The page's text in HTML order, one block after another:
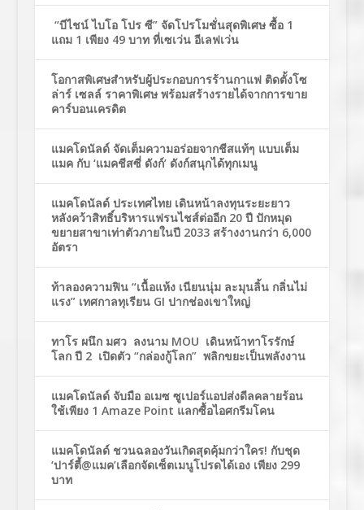
“บีไชน์ ไบโอ โปร ซี” จัดโปรโมชั่นสุดพิเศษ ซื้อ 1
แถม 1 เพียง 49 บาท ที่เซเว่น อีเลฟเว่น
โอกาสพิเศษสำหรับผู้ประกอบการร้านกาแฟ ติดตั้งโซ
ล่าร์ เซลล์ ราคาพิเศษ พร้อมสร้างรายได้จากการขาย
คาร์บอนเครดิต
แมคโดนัลด์ จัดเต็มความอร่อยจากชีสแท้ๆ แบบเต็ม
แมค กับ ‘แมคชีสซี่ ดังก์’ ดังก์สนุกได้ทุกเมนู
แมคโดนัลด์ ประเทศไทย เดินหน้าลงทุนระยะยาว
หลังคว้าสิทธิ์บริหารแฟรนไชส์ต่ออีก 20 ปี ปักหมุด
ขยายสาขาเท่าตัวภายในปี 2033 สร้างงานกว่า 6,000
อัตรา
ท้าลองความฟิน “เนื้อแห้ง เนียนนุ่ม ละมุนลิ้น กลิ่นไม่
แรง” เทศกาลทุเรียน GI ปากช่องเขาใหญ่
ทาโร ผนึก มศว ลงนาม MOU เดินหน้าทาโรรักษ์
โลก ปี 2 เปิดตัว “กล่องกู้โลก” พลิกขยะเป็นพลังงาน
แมคโดนัลด์ จับมือ อเมซ ซูเปอร์แอปส่งดีลคลายร้อน
ใช้เพียง 1 Amaze Point แลกซื้อไอศกรีมโคน
แมคโดนัลด์ ชวนฉลองวันเกิดสุดคุ้มกว่าใคร! กับชุด
‘ปาร์ตี้@แมค’เลือกจัดเซ็ตเมนูโปรดได้เอง เพียง 299
บาท